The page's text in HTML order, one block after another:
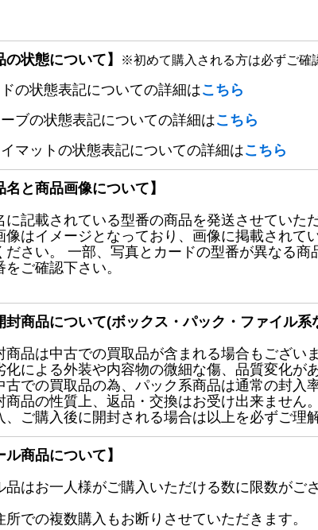
の状態について】 ※初めて購入される方は必ずご確
の状態表記についての詳細はこちら
ブの状態表記についての詳細はこちら
マットの状態表記についての詳細はこちら
名と商品画像について】
に記載されている型番の商品を発送させていた
像はイメージとなっており、画像に掲載されて
ださい。 一部、写真とカードの型番が異なる
をご確認下さい。
封商品について(ボックス・パック・ファイル系
商品は中古での買取品が含まれる場合もございま
化による外装や内容物の微細な傷、品質変化が
古での買取品の為、パック系商品は通常の封入
商品の性質上、返品・交換はお受け出来ません。
、ご購入後に開封される場合は以上を必ずご理
ル商品について】
品はお一人様がご購入いただける数に限数がご
所での複数購入もお断りさせていただきます。